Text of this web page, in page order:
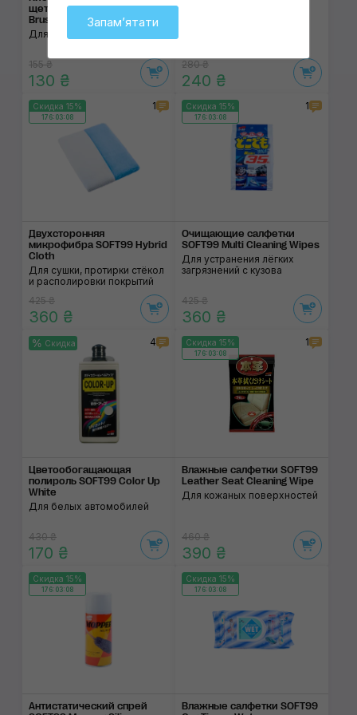
щетиной SOFT99 Interior
Brush
Для уборки интерьера
155 ₴
130 ₴
280 ₴
240 ₴
Скидка 15%
176:03:07
1
Двухсторонняя
микрофибра SOFT99 Hybrid
Cloth
Для сушки, протирки стёкол
и располировки покрытий
425 ₴
360 ₴
Скидка 15%
176:03:07
1
Очищающие салфетки
SOFT99 Multi Cleaning Wipes
Для устранения лёгких
загрязнений с кузова
425 ₴
360 ₴
Скидка 4
Цветообогащающая
полироль SOFT99 Color Up
White
Для белых автомобилей
430 ₴
170 ₴
Скидка 15%
176:03:07
1
Влажные салфетки SOFT99
Leather Seat Cleaning Wipe
Для кожаных поверхностей
460 ₴
390 ₴
Скидка 15%
176:03:07
Антистатический спрей
Скидка 15%
176:03:07
Влажные салфетки SOFT99
Запамʼятати